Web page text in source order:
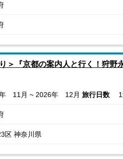
＞『京都の案内人と行く！狩
11月 ~ 2026年 12月 旅行日数
区 神奈川県